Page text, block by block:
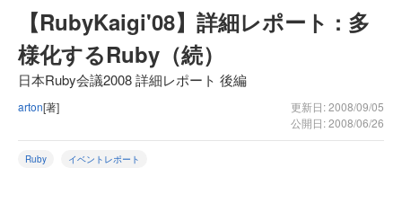
【RubyKaigi'08】詳細レポート : 多
様化するRuby（続）
日本Ruby会議2008 詳細レポート 後編
arton[著]
更新日: 2008/09/05
公開日: 2008/06/26
Ruby イベントレポート